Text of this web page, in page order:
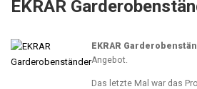
EKRAR
EKRAR
Angebot.
Das letzte Mal war das